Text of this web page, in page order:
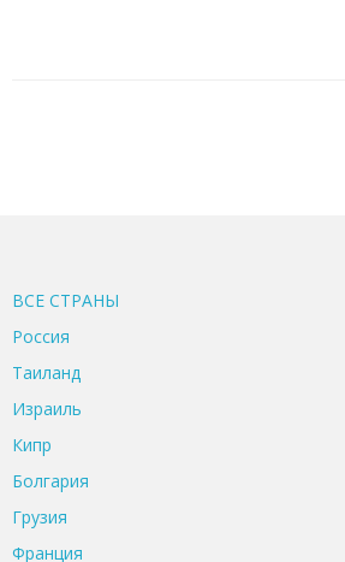
ВСЕ CТРАНЫ
Россия
Таиланд
Израиль
Кипр
Болгария
Грузия
Франция